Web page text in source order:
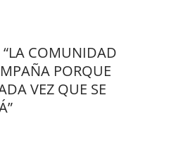
“LA COMUNIDAD
PORQUE
VEZ QUE SE